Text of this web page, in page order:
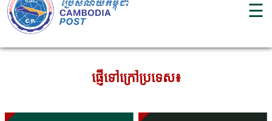
☰
ផ្ញើទៅក្រៅប្រទេស៖